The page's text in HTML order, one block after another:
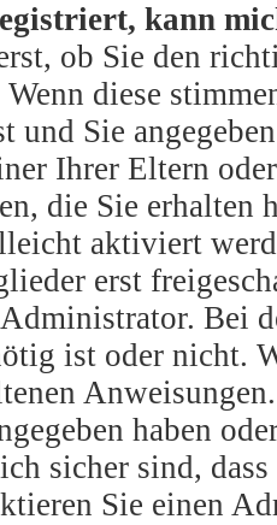
kann
ob Sie den
Wenn diese
Sie
Ihrer Eltern
die Sie erhalten
aktiviert
erst
Bei
ist oder nicht.
haben
sicher sind,
Sie einen